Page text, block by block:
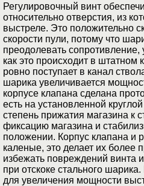
Регулировочный винт
относительно отверстия, из
выстреле. Это положительно
скорости пули, потому что
преодолевать сопротивление,
как это происходит в штатном
ровно поступает в канал
шарика увеличивается
корпусе клапана сделана
есть на установленной
степень прижатия магазина к
фиксацию магазина и
положении. Корпус клапана и
каленые, это делает их более
избежать повреждений винта
при отскоке стального
для увеличения мощности